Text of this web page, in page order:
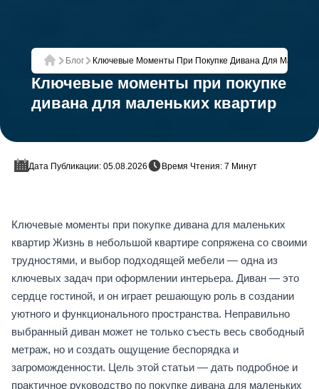
Главная
Блог Ключевые Моменты При Покупке Дивана Для
Ключевые моменты при покупке
дивана для маленьких квартир
Дата Публикации: 05.08.2026 Время Чтения: 7 Минут
Ключевые моменты при покупке дивана для маленьких
квартир Жизнь в небольшой квартире сопряжена со своими
трудностями, и выбор подходящей мебели — одна из
ключевых задач при оформлении интерьера. Диван — это
сердце гостиной, и он играет решающую роль в создании
уютного и функционального пространства. Неправильно
выбранный диван может не только съесть весь свободный
метраж, но и создать ощущение беспорядка и
загроможденности. Цель этой статьи — дать подробное и
практичное руководство по покупке дивана для маленьких